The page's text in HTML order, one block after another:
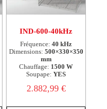
IND-600-40kHz
Fréquence: 40 kHz
Dimensions: 500×330×350
mm
Chauffage: 1500 W
Soupape: YES
2.882,99 €